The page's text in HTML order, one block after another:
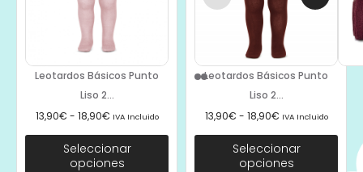
Leotardos Básicos Punto
Liso 2...
13,90€ - 18,90€ IVA Incluido
Seleccionar
opciones
Leotardos Básicos Punto
Liso 2...
13,90€ - 18,90€ IVA Incluido
Seleccionar
opciones